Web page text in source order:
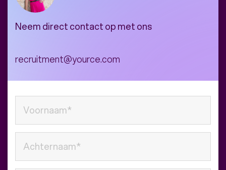
Neem direct contact op met ons
recruitment@yource.com